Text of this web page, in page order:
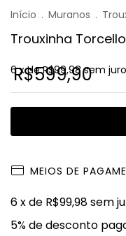
Início . Muranos .
Trouxinha
R$599,90
6 x deR$99,98 sem
MEIOS DE
6x de R$99,98sem
5% de desconto